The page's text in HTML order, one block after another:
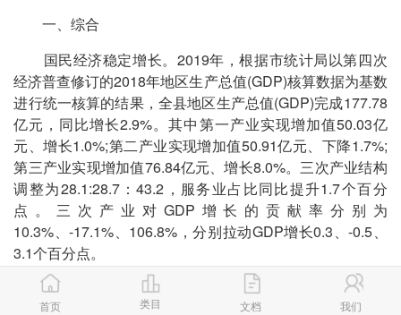
一、综合
国民经济稳定增长。2019年，根据市统计局以第四次
经济普查修订的2018年地区生产总值(GDP)核算数据为基数
进行统一核算的结果，全县地区生产总值(GDP)完成177.78
亿元，同比增长2.9%。其中第一产业实现增加值50.03亿
元、增长1.0%;第二产业实现增加值50.91亿元、下降1.7%;
第三产业实现增加值76.84亿元、增长8.0%。三次产业结构
调整为28.1:28.7：43.2，服务业占比同比提升1.7个百分
点。三次产业对GDP增长的贡献率分别为
10.3%、-17.1%、106.8%，分别拉动GDP增长0.3、-0.5、
3.1个百分点。
二、农林牧渔业
首页 类目 文档 我们